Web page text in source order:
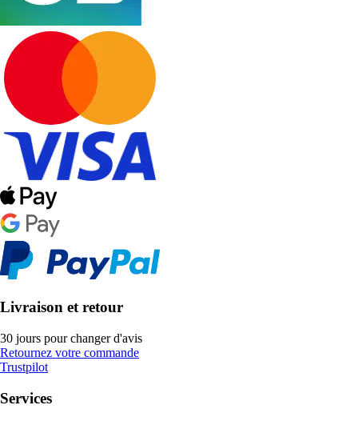
Livraison et retour
30 jours pour changer d'avis
Retournez votre commande
Trustpilot
Services